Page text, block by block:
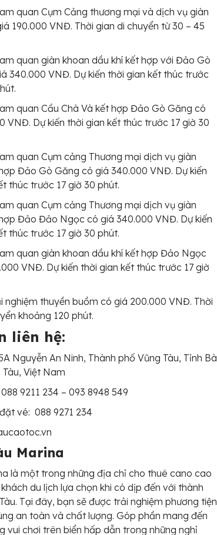
quan Cụm Cảng thương mại và dịch vụ giàn
190.000 VNĐ. Thời gian di chuyển từ 30 – 45
quan giàn khoan dầu khí kết hợp với Đảo Gò
340.000 VNĐ. Dự kiến thời gian kết thúc trước
quan Cầu Chà Và kết hợp Đảo Gò Găng có
VNĐ. Dự kiến thời gian kết thúc trước 17 giờ 30
quan Cụm cảng Thương mại dịch vụ giàn
Đảo Gò Găng có giá 340.000 VNĐ. Dự kiến
thúc trước 17 giờ 30 phút.
quan Cụm cảng Thương mại dịch vụ giàn
Đảo Đảo Ngọc có giá 340.000 VNĐ. Dự kiến
thúc trước 17 giờ 30 phút.
quan giàn khoan dầu khí kết hợp Đảo Ngọc
VNĐ. Dự kiến thời gian kết thúc trước 17 giờ
nghiệm thuyền buồm có giá 200.000 VNĐ. Thời
khoảng 120 phút.
liên hệ:
Nguyễn An Ninh, Thành phố Vũng Tàu, Tỉnh Bà
Tàu, Việt Nam
9211 234 – 093 8948 549
vé: 088 9271 234
Marina
là một trong những địa chỉ cho thuê cano cao
du lịch lựa chọn khi có dịp đến với thành
Tại đây, bạn sẽ được trải nghiệm phương tiện
an toàn và chất lượng. Góp phần mang đến
vui chơi trên biển hấp dẫn trong những nghỉ